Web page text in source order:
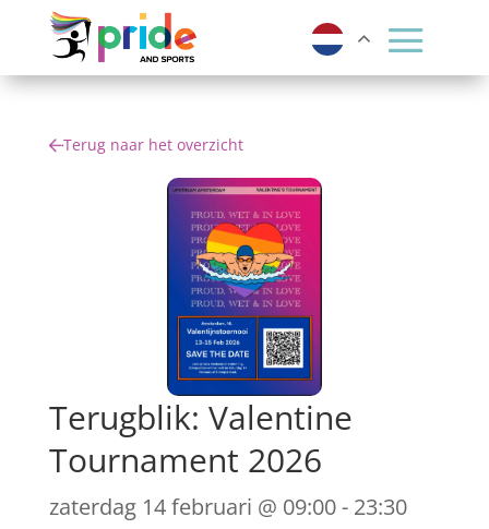
Terug naar het overzicht
Terugblik: Valentine
Tournament 2026
zaterdag 14 februari @ 09:00 - 23:30